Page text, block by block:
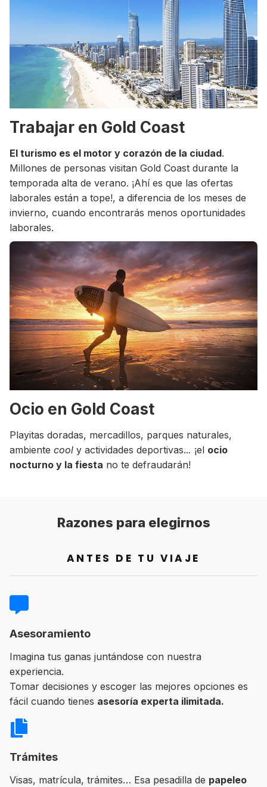
Trabajar en Gold Coast
El turismo es el motor y corazón de la ciudad.
Millones de personas visitan Gold Coast durante la
temporada alta de verano. ¡Ahí es que las ofertas
laborales están a tope!, a diferencia de los meses de
invierno, cuando encontrarás menos oportunidades
laborales.
Ocio en Gold Coast
Playitas doradas, mercadillos, parques naturales,
ambiente cool y actividades deportivas... ¡el ocio
nocturno y la fiesta no te defraudarán!
Razones para elegirnos
ANTES DE TU VIAJE
Asesoramiento
Imagina tus ganas juntándose con nuestra
experiencia.
Tomar decisiones y escoger las mejores opciones es
fácil cuando tienes asesoría experta ilimitada.
Trámites
Visas, matrícula, trámites… Esa pesadilla de papeleo